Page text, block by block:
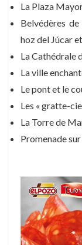
La Plaza
Belvédères
hoz del Júcar
La Cathédrale
La ville
Le pont et le
Les « gratte-
La Torre de
Promenade